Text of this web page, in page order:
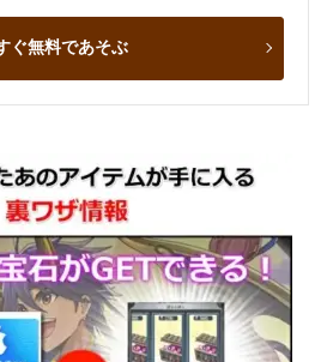
ぐ無料であそぶ